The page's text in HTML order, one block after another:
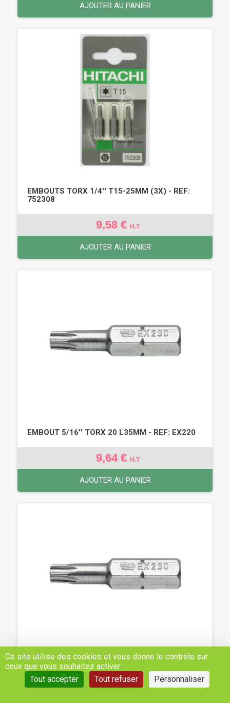
AJOUTER AU PANIER
EMBOUTS TORX 1/4'' T15-25MM (3X) - REF:
752308
9,58 € H.T
AJOUTER AU PANIER
EMBOUT 5/16'' TORX 20 L35MM - REF: EX220
9,64 € H.T
AJOUTER AU PANIER
EMBOUT 5/16'' TORX 27 L35MM - REF: EX227
9,64 €
Ce site utilise des cookies et vous donne le contrôle sur
ceux que vous souhaitez activer
Tout accepter
Tout refuser Personnaliser